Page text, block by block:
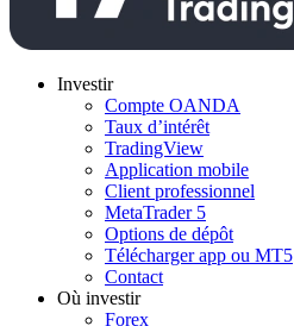
Investir
Compte OANDA
Taux d’intérêt
TradingView
Application mobile
Client professionnel
MetaTrader 5
Options de dépôt
Télécharger app ou MT5
Contact
Où investir
Forex